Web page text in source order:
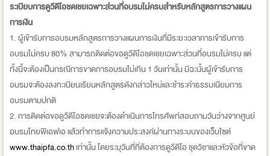
ระเบียบการดูวีดีโอชดเชยเฉพาะส่วนที่อบรมไม่ครบสำหรับหลักสูตรการวางแผน
การเงิน
1. ผู้เข้ารับการอบรมหลักสูตรการวางแผนการเงินที่มีระยะเวลาการเข้ารับการ
อบรมไม่ครบ 80% สามารถติดต่อขอดูวีดีโอชดเชยเฉพาะส่วนที่อบรมไม่ครบ แต่
ทั้งนี้จะต้องเป็นกรณีการขาดการอบรมไม่เกิน 1 วันเท่านั้น มิฉะนั้นผู้เข้ารับการ
อบรมจะต้องลงทะเบียนเรียนหลักสูตรดังกล่าวใหม่และชำระค่าธรรมเนียมการ
อบรมตามปกติ
2. การติดต่อขอดูวีดีโอชดเชยจะต้องดำเนินการโทรศัพท์สอบถามวันว่างจากศูนย์
อบรมไทยพีเอฟเอ แล้วทำการแจ้งความประสงค์ผ่านทางระบบของเว็บไซต์
www.thaipfa.co.thเท่านั้น โดยระบุวันที่ที่ต้องการดูวีดีโอ ชุดวิชาและหัวข้อที่ขาด